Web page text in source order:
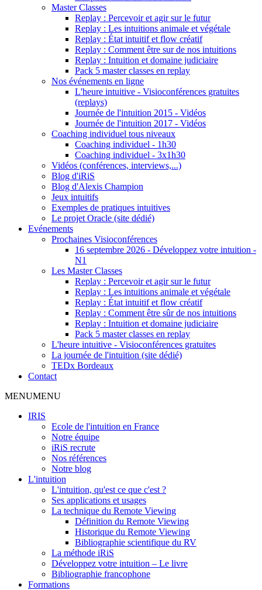
Master Classes
Replay : Percevoir et agir sur le futur
Replay : Les intuitions animale et végétale
Replay : État intuitif et flow créatif
Replay : Comment être sur de nos intuitions
Replay : Intuition et domaine judiciaire
Pack 5 master classes en replay
Nos événements en ligne
L'heure intuitive - Visioconférences gratuites
(replays)
Journée de l'intuition 2015 - Vidéos
Journée de l'intuition 2017 - Vidéos
Coaching individuel tous niveaux
Coaching individuel - 1h30
Coaching individuel - 3x1h30
Vidéos (conférences, interviews,...)
Blog d'iRiS
Blog d'Alexis Champion
Jeux intuitifs
Exemples de pratiques intuitives
Le projet Oracle (site dédié)
Evénements
Prochaines Visioconférences
16 septembre 2026 - Développez votre intuition -
N1
Les Master Classes
Replay : Percevoir et agir sur le futur
Replay : Les intuitions animale et végétale
Replay : État intuitif et flow créatif
Replay : Comment être sûr de nos intuitions
Replay : Intuition et domaine judiciaire
Pack 5 master classes en replay
L'heure intuitive - Visioconférences gratuites
La journée de l'intuition (site dédié)
TEDx Bordeaux
Contact
MENUMENU
IRIS
Ecole de l'intuition en France
Notre équipe
iRiS recrute
Nos références
Notre blog
L'intuition
L'intuition, qu'est ce que c'est ?
Ses applications et usages
La technique du Remote Viewing
Définition du Remote Viewing
Historique du Remote Viewing
Bibliographie scientifique du RV
La méthode iRiS
Développez votre intuition – Le livre
Bibliographie francophone
Formations